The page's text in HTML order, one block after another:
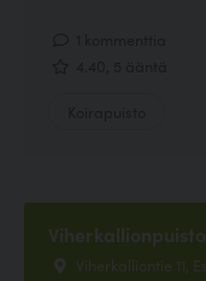
Viherkalliontie 11,